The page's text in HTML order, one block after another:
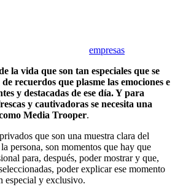
empresas
la vida que son tan especiales que se
recuerdos que plasme las emociones e
y destacadas de ese día. Y para
y cautivadoras se necesita una
Media Trooper.
que son una muestra clara del
persona, son momentos que hay que
para, después, poder mostrar y que,
poder explicar ese momento
especial y exclusivo.